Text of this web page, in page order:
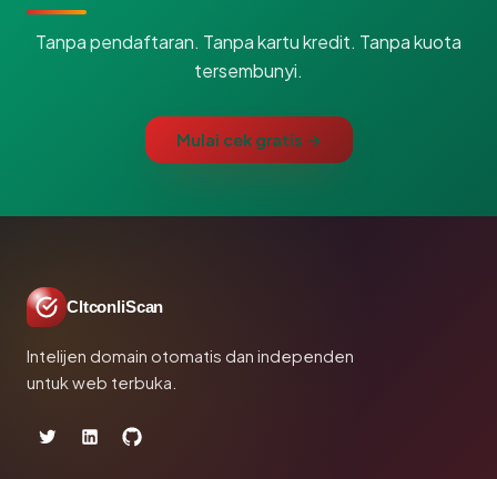
Tanpa pendaftaran. Tanpa kartu kredit. Tanpa kuota
tersembunyi.
Mulai cek gratis →
CltconliScan
Intelijen domain otomatis dan independen
untuk web terbuka.